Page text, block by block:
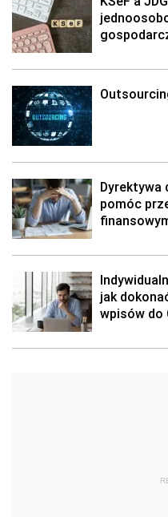
Dyrektywa
pomóc
jak
wpisów do